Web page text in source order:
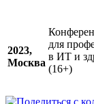
2023,
Москва
для
в ИТ и
(16+)